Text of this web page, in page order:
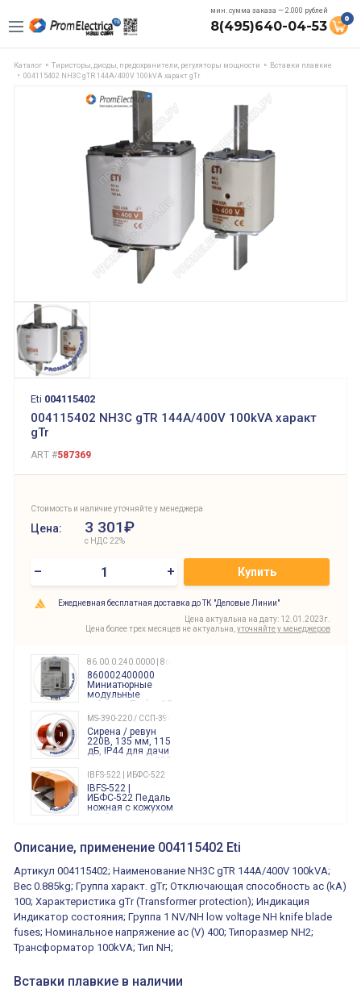
мин. сумма заказа — 2.000 рублей
8(495)640-04-53 0
Каталог Тиристоры, диоды, предохранители, регуляторы мощности
Вставки плавкие
004115402 NH3C gTR 144A/400V 100kVA характ gTr
Eti 004115402
004115402 NH3C gTR 144A/400V 100kVA характ
gTr
ART #587369
Стоимость и наличие уточняйте у менеджера
Цена: 3 301₽
с НДС 22%
– + Купить
Ежедневная бесплатная доставка до ТК "Деловые Линии"
Цена актуальна на дату: 12.01.2023г.
Цена более трех месяцев не актуальна, уточняйте у менеджеров
86.00.0.240.0000 | 860002400000
860002400000
Миниатюрные
модульные
таймеры Finder, 12-
240 Вольт AC/DC
Finder
86.00.0.240.0000
MS-390-220 / ССП-390 220В
Сирена / ревун
220В, 135 мм, 115
дБ, IP44 для дачи
производства 220
Вольт звук ситены
"пожарная
тревога"
IBFS-522 | ИБФС-522
IBFS-522 |
ИБФС-522 Педаль
ножная с кожухом
двойная,
15Ампер 250В
XVR13M05L
Маячок
оранжевый
230VAC 130мм
ВКН8108
ВКН8108
Концевой
выключатель /
выключатель
алюминиевый
800202300000С | 80 02 0 230 0000 С
реле времени
0.1cек.-10 дней, 10
Описание, применение 004115402 Eti
Артикул 004115402; Наименование NH3C gTR 144A/400V 100kVA;
Вес 0.885kg; Группа характ. gTr; Отключающая способность ac (kA)
100; Характеристика gTr (Transformer protection); Индикация
Индикатор состояния; Группа 1 NV/NH low voltage NH knife blade
fuses; Номинальное напряжение ac (V) 400; Типоразмер NH2;
Трансформатор 100kVA; Тип NH;
Вставки плавкие в наличии